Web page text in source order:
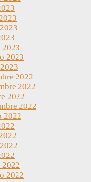
2023
2023
2022
2022
2022
2022
2022
2022
2022